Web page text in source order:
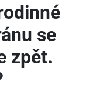
se
zpět.